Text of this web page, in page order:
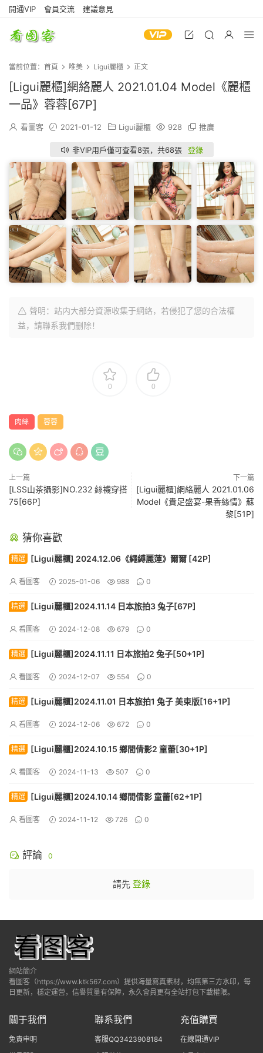
開通VIP 會員交流 建議意見
當前位置： 首頁 唯美 Ligui麗櫃 正文
[Ligui麗櫃]網絡麗人 2021.01.04 Model《麗櫃
一品》蓉蓉[67P]
看圖客 2021-01-12 Ligui麗櫃 928 推廣
非VIP用戶僅可查看8張，共68張 登錄
聲明：站内大部分資源收集于網絡，若侵犯了您的合法權
益，請聯系我們删除！
0 0
肉絲 蓉蓉
上一篇
[LSS山茶攝影]NO.232 絲襪穿搭
75[66P]
下一篇
[Ligui麗櫃]網絡麗人 2021.01.06
Model《貴足盛宴-果香絲情》蘇
黎[51P]
猜你喜歡
精選 [Ligui麗櫃] 2024.12.06《繩縛麗蓮》爾爾 [42P]
看圖客 2025-01-06 988 0
精選 [Ligui麗櫃]2024.11.14 日本旅拍3 兔子[67P]
看圖客 2024-12-08 679 0
精選 [Ligui麗櫃]2024.11.11 日本旅拍2 兔子[50+1P]
看圖客 2024-12-07 554 0
精選 [Ligui麗櫃]2024.11.01 日本旅拍1 兔子 美束版[16+1P]
看圖客 2024-12-06 672 0
精選 [Ligui麗櫃]2024.10.15 鄉間倩影2 童蕾[30+1P]
看圖客 2024-11-13 507 0
精選 [Ligui麗櫃]2024.10.14 鄉間倩影 童蕾[62+1P]
看圖客 2024-11-12 726 0
評論 0
請先 登錄
網站簡介
看圖客（https://www.ktk567.com）提供海量寫真素材，均無第三方水印，每
日更新，穩定運營，信譽質量有保障，永久會員更有全站打包下載權限。
關于我們
免責申明
聯系我們
客服QQ3423908184
充值購買
在線開通VIP